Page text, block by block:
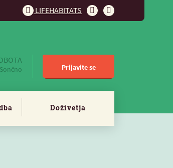
LIFEHABITATS
Sončno Prijavite se
Doživetja